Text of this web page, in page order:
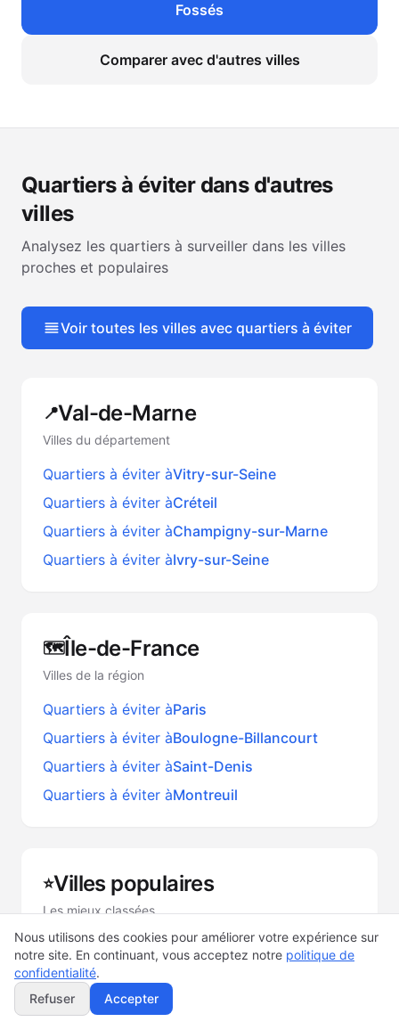
Fossés
Comparer avec d'autres villes
Quartiers à éviter dans d'autres
villes
Analysez les quartiers à surveiller dans les villes
proches et populaires
Voir toutes les villes avec quartiers à éviter
📍Val-de-Marne
Villes du département
Quartiers à éviter àVitry-sur-Seine
Quartiers à éviter àCréteil
Quartiers à éviter àChampigny-sur-Marne
Quartiers à éviter àIvry-sur-Seine
🗺️Île-de-France
Villes de la région
Quartiers à éviter àParis
Quartiers à éviter àBoulogne-Billancourt
Quartiers à éviter àSaint-Denis
Quartiers à éviter àMontreuil
⭐Villes populaires
Les mieux classées
Quartiers à éviter àSaint-Étienne
Quartiers à éviter à
Quartiers à éviter à
Nous utilisons des cookies pour améliorer votre expérience sur
notre site. En continuant, vous acceptez notre politique de
confidentialité.
Refuser
Accepter